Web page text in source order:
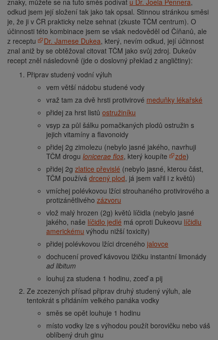
znaky, můžete se na tuto směs podívat u Dr. Joela Pennera,
odkud jsem její složení tak jako tak opsal. Stinnou stránkou směsi
je, že ji v ČR prakticky nelze sehnat (zkuste TČM centrum). O
účinnosti této kombinace jsem se však nedověděl od Číňanů, ale
z receptu
Dr. Jamese Dukea, který, nevím odkud, její účinnost
znal aniž by se obtěžoval citovat TČM jako svůj zdroj. Dukeův
recept zněl následovně (jde o doslovný překlad z angličtiny):
Připrav studený vodní výluh
vem větší nádobu studené vody
vraž tam za dvě hrsti protivirové meduňky lékařské
přidej za hrst listů ostružiníku
vsyp za půl šálku pomačkaných plodů ostružin s
jejich vitamíny a flavonoidy
přidej 2g zimolezu (nebylo jasné jakého, navrhuji
TČM drogu lonicerae flos, který koupíte zde)
přidej 2g zlatice převislé (nebylo jasné, kterou část,
TČM používá drcený plod, já jsem vařil i z květů)
vmíchej polévkovou lžíci strouhaného protivirového a
protizánětlivého zázvoru
vlož malý hrozen (2g) květů líčidla (nebylo jasné
jakého, naše líčidlo jedlé má oproti Dukeovu líčidlu
americkému výhodu nižší toxicity)
přidej polévkovou lžíci drceného jalovce
dochucení proveď kávovou lžičku instantní limonády
ad libitum
louhuj za studena 1 hodinu, zceď a pij
Ze zcezených přísad připrav druhý studený výluh, ale
tentokrát s přidáním velkého panáka vodky
směs se opět louhuje 1 hodinu
místo vodky lze s výhodou použít borovičku nebo váš
oblíbený druh ginu